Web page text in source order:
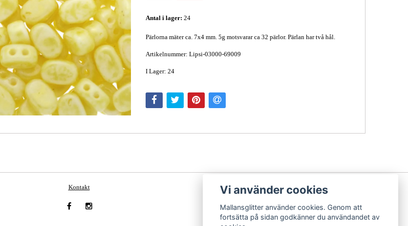
Antal i lager: 24
Pärlorna mäter ca. 7x4 mm. 5g motsvarar ca 32 pärlor. Pärlan har två hål.
Artikelnummer: Lipsi-03000-69009
I Lager: 24
Kontakt Vi använder cookies
Mallansglitter använder cookies. Genom att
fortsätta på sidan godkänner du användandet av